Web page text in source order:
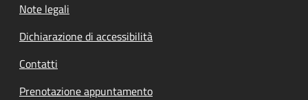
Note legali
Dichiarazione di accessibilità
Contatti
Prenotazione appuntamento